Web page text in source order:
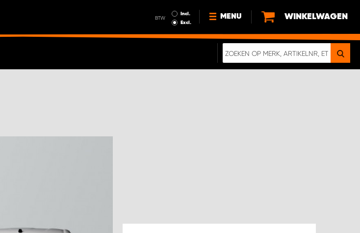
BTW
Incl.
Excl.
MENU
NIEUWS
WINKELWAGEN